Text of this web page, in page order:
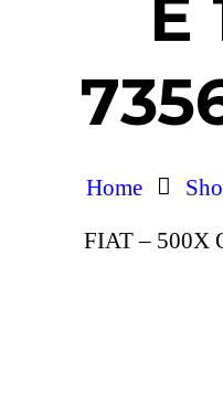
E
Home
FIAT – 500X